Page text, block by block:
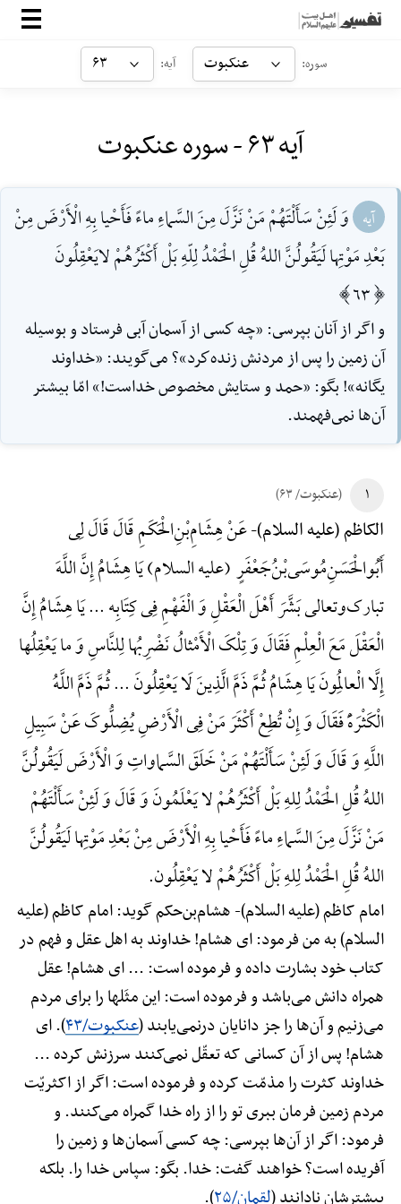
صفحه‌اصلی
ارتباط با ما
سوره: عنکبوت آیه: ۶۳
آیه ۶۳ - سوره عنکبوت
آیه وَ لَئِنْ سَأَلْتَهُمْ مَنْ نَزَّلَ مِنَ السَّماءِ ماءً فَأَحْيا بِهِ الْأَرْضَ مِنْ
بَعْدِ مَوْتِها لَيَقُولُنَّ اللهُ قُلِ الْحَمْدُ لِلّهِ بَلْ أَكْثَرُهُمْ لايَعْقِلُونَ
[63]
و اگر از آنان بپرسى: «چه كسى از آسمان آبى فرستاد و بوسيله
آن زمين را پس از مردنش زنده‌كرد»؟ مى‌گويند: «خداوند
يگانه»! بگو: «حمد و ستايش مخصوص خداست!» امّا بيشتر
آن‌ها نمى‌فهمند.
۱ (عنکبوت/ ۶۳)
الکاظم (علیه السلام)-عَنْ هِشَامِ‌بْنِ‌الْحَکَمِ قَالَ قَالَ لِی
أَبُوالْحَسَنِ‌مُوسَی‌بْنُ‌جَعْفَرٍ (علیه السلام) یَا هِشَامُ إِنَّ اللَّهَ
تبارک‌وتعالی بَشَّرَ أَهْلَ الْعَقْلِ وَ الْفَهْمِ فِی کِتَابِه ... یَا هِشَامُ إِنَّ
الْعَقْلَ مَعَ الْعِلْمِ فَقَالَ وَ تِلْکَ الْأَمْثالُ نَضْرِبُها لِلنَّاسِ وَ ما یَعْقِلُها
إِلَّا الْعالِمُونَ یَا هِشَامُ ثُمَّ ذَمَّ الَّذِینَ لَا یَعْقِلُونَ ... ثُمَّ ذَمَّ اللَّهُ
الْکَثْرَهًَْ فَقَالَ وَ إِنْ تُطِعْ أَکْثَرَ مَنْ فِی الْأَرْضِ یُضِلُّوکَ عَنْ سَبِیلِ
اللَّهِ وَ قَالَ وَ لَئِنْ سَأَلْتَهُمْ مَنْ خَلَقَ السَّماواتِ وَ الْأَرْضَ لَیَقُولُنَّ
اللهُ قُلِ الْحَمْدُ لِلهِ بَلْ أَکْثَرُهُمْ لا یَعْلَمُونَ وَ قَالَ وَ لَئِنْ سَأَلْتَهُمْ
مَنْ نَزَّلَ مِنَ السَّماءِ ماءً فَأَحْیا بِهِ الْأَرْضَ مِنْ بَعْدِ مَوْتِها لَیَقُولُنَّ
اللهُ قُلِ الْحَمْدُ لِلهِ بَلْ أَکْثَرُهُمْ لا یَعْقِلُون.
امام کاظم (علیه السلام)-هشام‌بن‌حکم گوید: امام کاظم (علیه
السلام) به من فرمود: ای هشام! خداوند به اهل عقل و فهم در
کتاب خود بشارت داده و فرموده است: ... ای هشام! عقل
همراه دانش می‌باشد و فرموده است: این مثَلها را برای مردم
می‌زنیم و آن‌ها را جز دانایان درنمی‌یابند (عنکبوت/۴۳
). ای
هشام! پس از آن کسانی که تعقّل نمی‌کنند سرزنش کرده ...
خداوند کثرت را مذمّت کرده و فرموده است: اگر از اکثریّت
مردم زمین فرمان ببری تو را از راه خدا گمراه می‌کنند. و
فرمود: اگر از آن‌ها بپرسی: چه کسی آسمان‌ها و زمین را
آفریده است؟ خواهند گفت: خدا. بگو: سپاس خدا را. بلکه
بیشترشان نادانند (لقمان/۲۵ ).